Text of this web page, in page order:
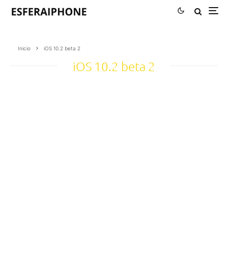
Inicio iOS 10.2 beta 2
iOS 10.2 beta 2